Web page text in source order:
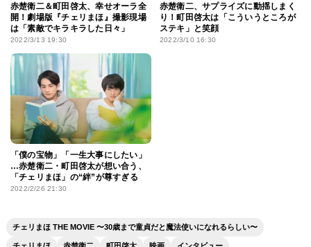
赤楚衛二＆町田啓太、幸せオーラ全
開！劇場版『チェリまほ』撮影現場
は「素敵でキラキラした日々」
2022/3/13 19:30
赤楚衛二、サプライズに動揺しまく
り！町田啓太は「こういうところが
ステキ」と笑顔
2022/3/10 16:30
「僕の宝物」「一生大事にしたい」
…赤楚衛二・町田啓太が想い合う、
「チェリまほ」の“絆”が尊すぎる
2022/2/26 21:30
チェリまほ THE MOVIE 〜30歳まで童貞だと魔法使いになれるらしい〜